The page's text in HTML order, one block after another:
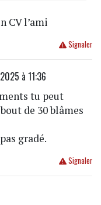
CV l’ami
Signaler
à 11:36
tu peut
de 30 blâmes
gradé.
Signaler